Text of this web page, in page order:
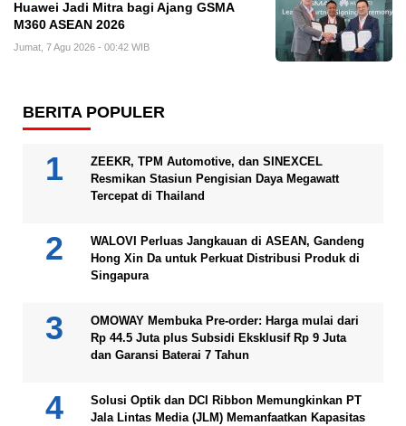
Huawei Jadi Mitra bagi Ajang GSMA
M360 ASEAN 2026
Jumat, 7 Agu 2026 - 00:42 WIB
BERITA POPULER
ZEEKR, TPM Automotive, dan SINEXCEL
Resmikan Stasiun Pengisian Daya Megawatt
Tercepat di Thailand
WALOVI Perluas Jangkauan di ASEAN, Gandeng
Hong Xin Da untuk Perkuat Distribusi Produk di
Singapura
OMOWAY Membuka Pre-order: Harga mulai dari
Rp 44.5 Juta plus Subsidi Eksklusif Rp 9 Juta
dan Garansi Baterai 7 Tahun
Solusi Optik dan DCI Ribbon Memungkinkan PT
Jala Lintas Media (JLM) Memanfaatkan Kapasitas